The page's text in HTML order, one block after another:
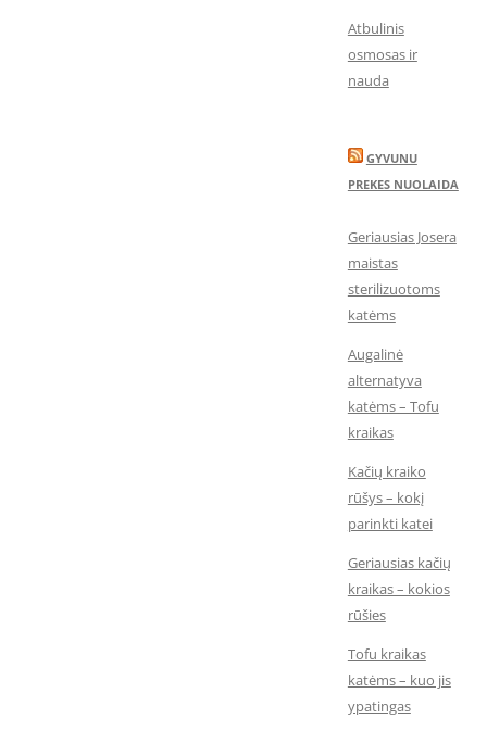
Atbulinis
osmosas ir
nauda
GYVUNU
PREKES NUOLAIDA
Geriausias Josera
maistas
sterilizuotoms
katėms
Augalinė
alternatyva
katėms – Tofu
kraikas
Kačių kraiko
rūšys – kokį
parinkti katei
Geriausias kačių
kraikas – kokios
rūšies
Tofu kraikas
katėms – kuo jis
ypatingas